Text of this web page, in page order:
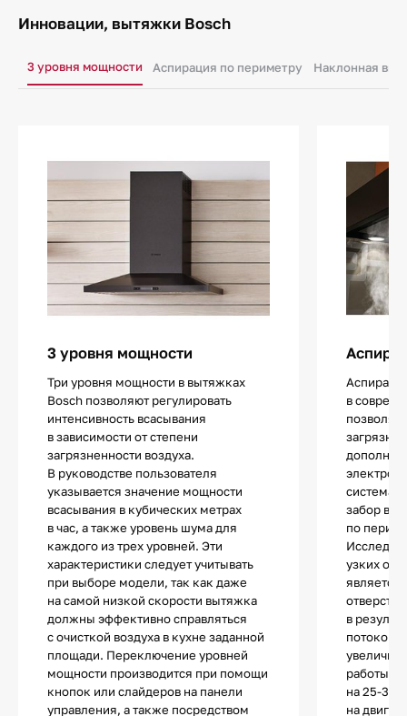
Инновации, вытяжки Bosch
3 уровня мощности Аспирация по периметру Наклонная
3 уровня мощности
Три уровня мощности в вытяжках
Bosch позволяют регулировать
интенсивность всасывания
в зависимости от степени
загрязненности воздуха.
В руководстве пользователя
указывается значение мощности
всасывания в кубических метрах
в час, а также уровень шума для
каждого из трех уровней. Эти
характеристики следует учитывать
при выборе модели, так как даже
на самой низкой скорости вытяжка
должны эффективно справляться
с очисткой воздуха в кухне заданной
площади. Переключение уровней
мощности производится при помощи
кнопок или слайдеров на панели
управления, а также посредством
в
система
забор
по
узких
является
в
потоков;
работы
на 25-
на